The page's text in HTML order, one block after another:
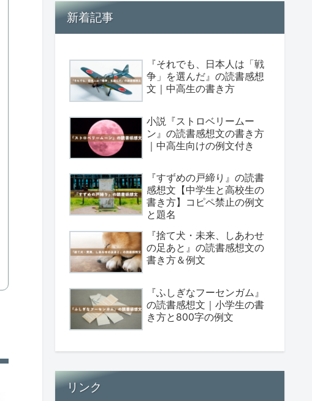
新着記事
『それでも、日本人は「戦
争」を選んだ』の読書感想
文｜中高生の書き方
小説『ストロベリームー
ン』の読書感想文の書き方
｜中高生向けの例文付き
『すずめの戸締り』の読書
感想文【中学生と高校生の
書き方】コピペ禁止の例文
と題名
『捨て犬・未来、しあわせ
の足あと』の読書感想文の
書き方＆例文
『ふしぎなフーセンガム』
の読書感想文｜小学生の書
き方と800字の例文
リンク